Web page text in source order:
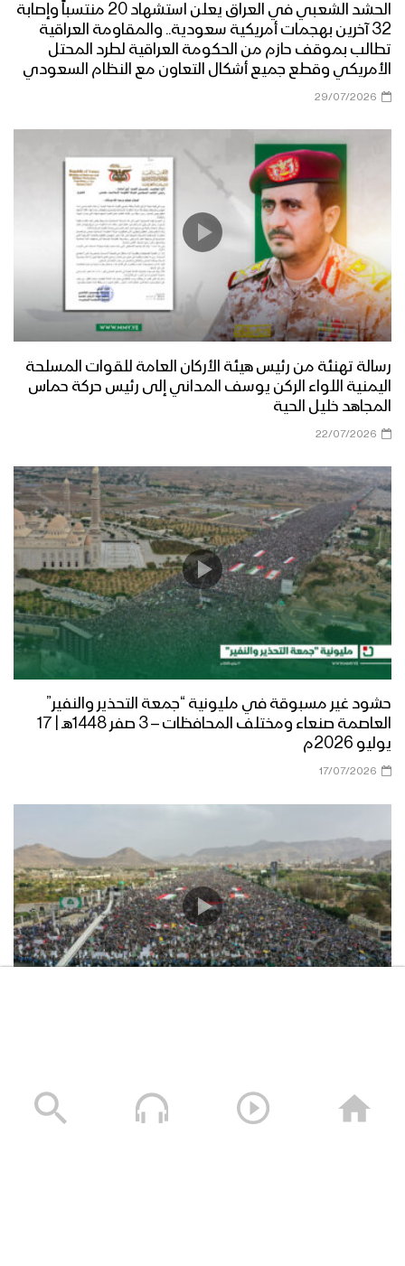
الحشد الشعبي في العراق يعلن استشهاد 20 منتسباً وإصابة
32 آخرين بهجمات أمريكية سعودية.. والمقاومة العراقية
تطالب بموقف حازم من الحكومة العراقية لطرد المحتل
الأمريكي وقطع جميع أشكال التعاون مع النظام السعودي
29/07/2026
رسالة تهنئة من رئيس هيئة الأركان العامة للقوات المسلحة
اليمنية اللواء الركن يوسف المداني إلى رئيس حركة حماس
المجاهد خليل الحية
22/07/2026
حشود غير مسبوقة في مليونية “جمعة التحذير والنفير”
العاصمة صنعاء ومختلف المحافظات – 3 صفر 1448هـ | 17
يوليو 2026م
17/07/2026
10/07/2026